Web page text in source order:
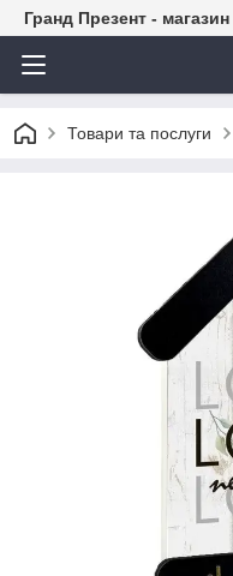
Гранд Презент -
Товари та послуги